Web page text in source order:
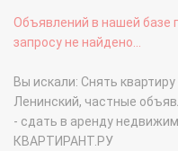
Объявлений в нашей базе
запросу не найдено...
Вы искали: Снять
Ленинский, частные
- сдать в аренду
КВАРТИРАНТ.РУ